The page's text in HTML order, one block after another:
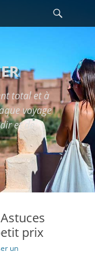
total et à
voyage
et de
prix
un